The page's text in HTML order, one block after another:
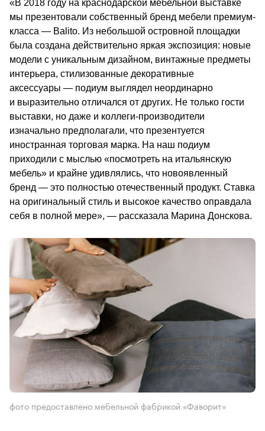
«В 2018 году на краснодарской мебельной выставке
мы презентовали собственный бренд мебели премиум-
класса — Balito. Из небольшой островной площадки
была создана действительно яркая экспозиция: новые
модели с уникальным дизайном, винтажные предметы
интерьера, стилизованные декоративные
аксессуары — подиум выглядел неординарно
и выразительно отличался от других. Не только гости
выставки, но даже и коллеги-производители
изначально предполагали, что презентуется
иностранная торговая марка. На наш подиум
приходили с мыслью «посмотреть на итальянскую
мебель» и крайне удивлялись, что новоявленный
бренд — это полностью отечественный продукт. Ставка
на оригинальный стиль и высокое качество оправдала
фото предоставлено мебельной фабрикой «Фаворит»